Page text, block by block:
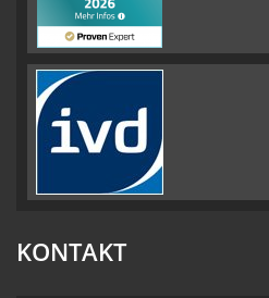
KONTAKT